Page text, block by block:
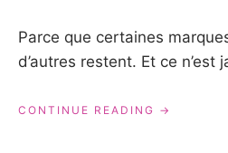
Parce que certaines
d’autres restent. Et ce n’est
CONTINUE READING « YOOJI